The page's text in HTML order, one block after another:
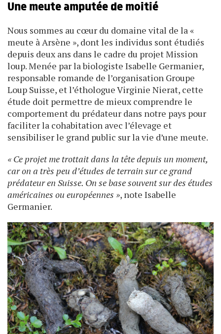
Une meute amputée de moitié
Nous sommes au cœur du domaine vital de la «
meute à Arsène », dont les individus sont étudiés
depuis deux ans dans le cadre du projet Mission
loup. Menée par la biologiste Isabelle Germanier,
responsable romande de l’organisation Groupe
Loup Suisse, et l’éthologue Virginie Nierat, cette
étude doit permettre de mieux comprendre le
comportement du prédateur dans notre pays pour
faciliter la cohabitation avec l’élevage et
sensibiliser le grand public sur la vie d’une meute.
« Ce projet me trottait dans la tête depuis un moment,
car on a très peu d’études de terrain sur ce grand
prédateur en Suisse. On se base souvent sur des études
américaines ou européennes », note Isabelle
Germanier.